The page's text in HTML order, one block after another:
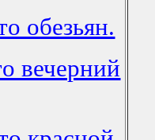
обезьян.
вечерний